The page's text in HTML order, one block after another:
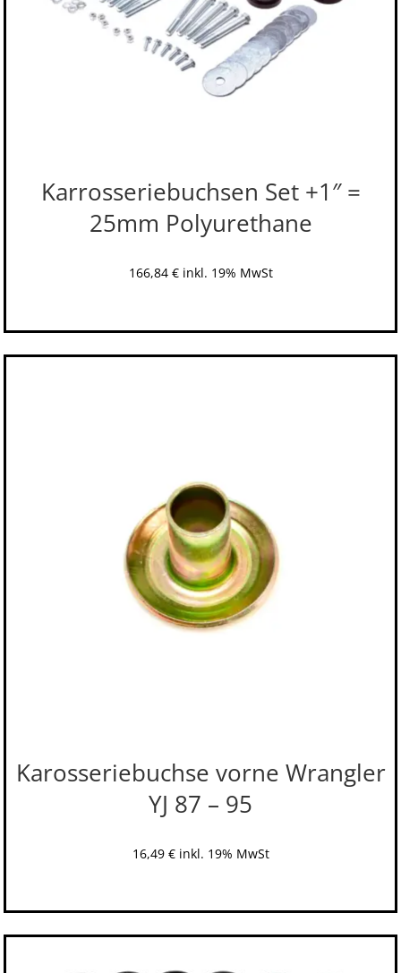
Karrosseriebuchsen Set +1″ =
25mm Polyurethane
166,84 € inkl. 19% MwSt
Karosseriebuchse vorne Wrangler
YJ 87 – 95
16,49 € inkl. 19% MwSt